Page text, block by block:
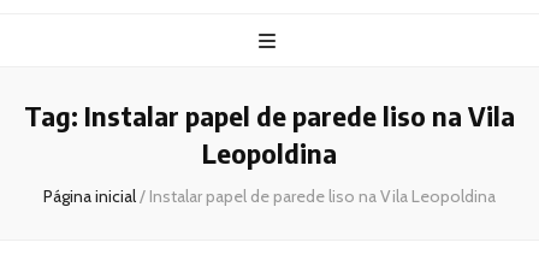
Tag: Instalar papel de parede liso na Vila
Leopoldina
Página inicial/ Instalar papel de parede liso na Vila Leopoldina